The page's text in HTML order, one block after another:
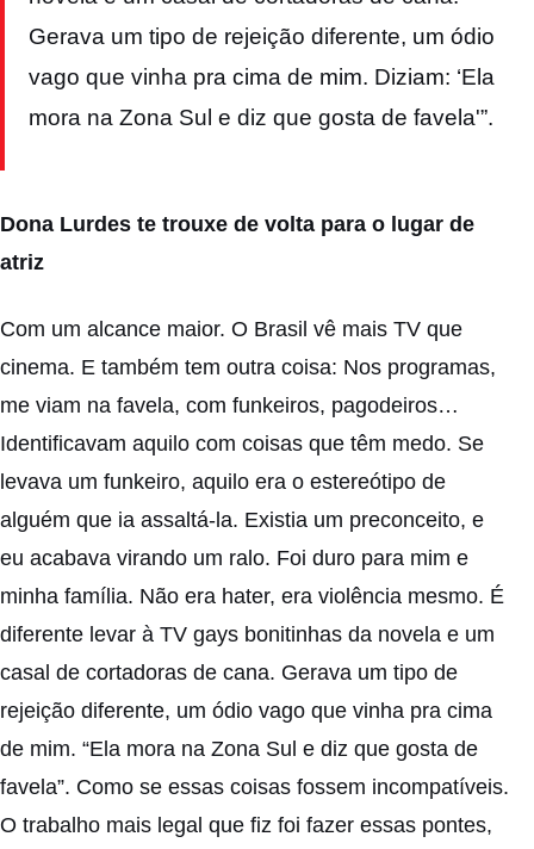
Gerava um tipo de rejeição diferente, um ódio
vago que vinha pra cima de mim. Diziam: ‘Ela
mora na Zona Sul e diz que gosta de favela'”.
Dona Lurdes te trouxe de volta para o lugar de
atriz
Com um alcance maior. O Brasil vê mais TV que
cinema. E também tem outra coisa: Nos programas,
me viam na favela, com funkeiros, pagodeiros…
Identificavam aquilo com coisas que têm medo. Se
levava um funkeiro, aquilo era o estereótipo de
alguém que ia assaltá-la. Existia um preconceito, e
eu acabava virando um ralo. Foi duro para mim e
minha família. Não era hater, era violência mesmo. É
diferente levar à TV gays bonitinhas da novela e um
casal de cortadoras de cana. Gerava um tipo de
rejeição diferente, um ódio vago que vinha pra cima
de mim. “Ela mora na Zona Sul e diz que gosta de
favela”. Como se essas coisas fossem incompatíveis.
O trabalho mais legal que fiz foi fazer essas pontes,